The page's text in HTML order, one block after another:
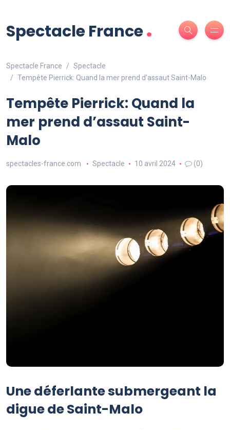
Spectacle France.
Spectacle France
Spectacle
Tempête Pierrick: Quand la mer prend d’assaut Saint-Malo
Tempête Pierrick: Quand la
mer prend d’assaut Saint-
Malo
spectacles-france.com Spectacle 10 avril 2024 (0)
Une déferlante submergeant la
digue de Saint-Malo